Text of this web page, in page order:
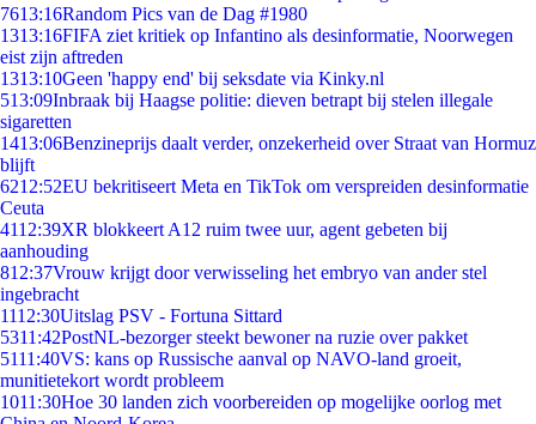
7613:16Random Pics van de Dag #1980
1313:16FIFA ziet kritiek op Infantino als desinformatie, Noorwegen
eist zijn aftreden
1313:10Geen 'happy end' bij seksdate via Kinky.nl
513:09Inbraak bij Haagse politie: dieven betrapt bij stelen illegale
sigaretten
1413:06Benzineprijs daalt verder, onzekerheid over Straat van Hormuz
blijft
6212:52EU bekritiseert Meta en TikTok om verspreiden desinformatie
Ceuta
4112:39XR blokkeert A12 ruim twee uur, agent gebeten bij
aanhouding
812:37Vrouw krijgt door verwisseling het embryo van ander stel
ingebracht
1112:30Uitslag PSV - Fortuna Sittard
5311:42PostNL-bezorger steekt bewoner na ruzie over pakket
5111:40VS: kans op Russische aanval op NAVO-land groeit,
munitietekort wordt probleem
1011:30Hoe 30 landen zich voorbereiden op mogelijke oorlog met